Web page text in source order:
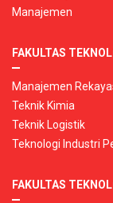
Manajemen
FAKULTAS
Manajemen
Teknik Kimia
Teknik Logistik
Teknologi Industri
FAKULTAS